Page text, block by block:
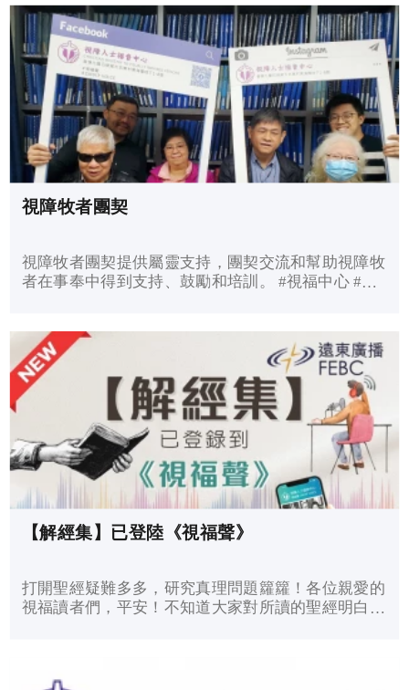
道」（EEI...
視障牧者團契
視障牧者團契提供屬靈支持，團契交流和幫助視障牧
者在事奉中得到支持、鼓勵和培訓。 #視福中心 #視
【解經集】已登陸《視福聲》
打開聖經疑難多多，研究真理問題籮籮！各位親愛的
視福讀者們，平安！不知道大家對所讀的聖經明白有